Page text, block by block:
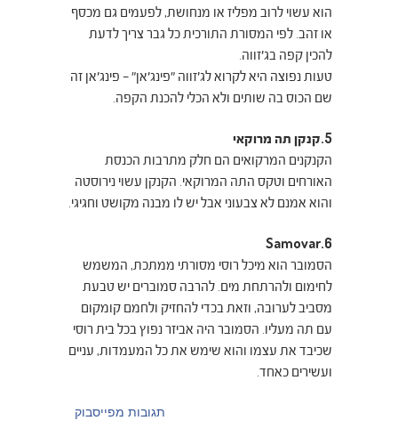
הוא עשוי לרוב מפליז או מנחושת, לפעמים גם מכסף
או זהב. לפי המסורת התורכית כל גבר צריך לדעת
להכין קפה בג׳זווה.
טעות נפוצה היא לקרוא לג׳זווה ״פינג׳אן״ – פינג׳אן זה
שם הכוס בה שותים ולא הכלי להכנת הקפה.
5.קנקן תה מרוקאי
הקנקנים המרקואים הם חלק מתרבות הכנסת
האורחים וטקס התה המרוקאי. הקנקן עשוי נירוסטה
והוא אמנם לא צבעוני אבל יש לו מבנה מקושט וחגיגי.
6.Samovar
הסמובר הוא מיכל רוסי מסורתי ממתכת, המשמש
לחימום ולהרתחת מים. להרבה סמוברים יש טבעת
מסביב לערובה, וזאת בכדי להחזיק ולחמם קומקום
עם תה מעליו. הסמובר היה אביזר נפוץ בכל בית רוסי
שכיבד את עצמו והוא שימש את כל המעמדות, עניים
ועשירים כאחד.
תגובות מפייסבוק